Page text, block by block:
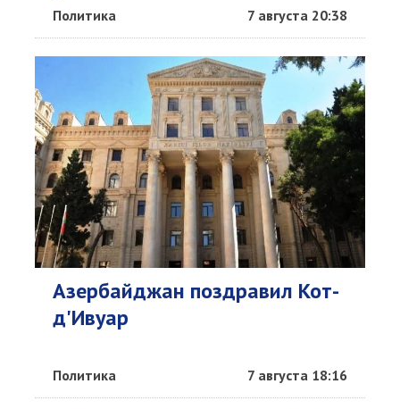
Политика 7 августа 20:38
Азербайджан поздравил Кот-
д'Ивуар
Политика 7 августа 18:16